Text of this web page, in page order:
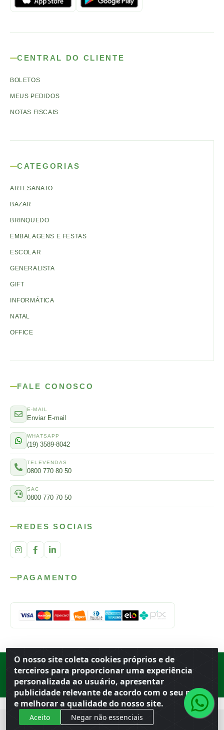
O nosso site coleta cookies próprios e de
terceiros para proporcionar uma experiência
personalizada ao usuário, apresentar
publicidade relevante de acordo com o seu perfil
e melhorar a qualidade do nosso site.
Aceito
Negar não essenciais
CENTRAL DO CLIENTE
BOLETOS
MEUS PEDIDOS
NOTAS FISCAIS
CATEGORIAS
ARTESANATO
BAZAR
BRINQUEDO
EMBALAGENS E FESTAS
ESCOLAR
GENERALISTA
GIFT
INFORMÁTICA
NATAL
OFFICE
FALE CONOSCO
E-MAIL
Enviar E-mail
WHATSAPP
(19) 3589-8042
TELEVENDAS
0800 770 80 50
SAC
0800 770 70 50
REDES SOCIAIS
PAGAMENTO
Rod. SP-215, s/n, km 98 — Área Rural Porto Ferreira ·BR
· CEP
· CNPJ 56.679.863/0001-91
© 2026 Atacado Ideal